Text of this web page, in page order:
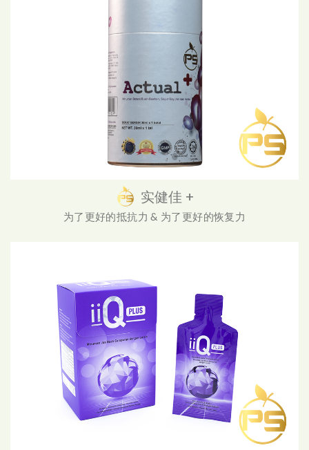
实健佳 +
为了更好的抵抗力 & 为了更好的恢复力